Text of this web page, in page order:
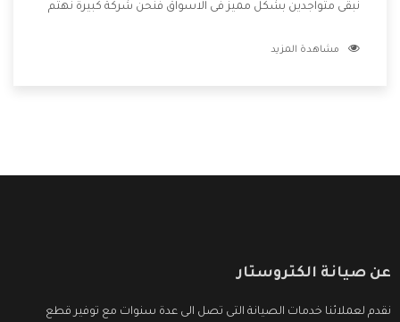
نبقى متواجدين بشكل مميز فى الاسواق فنحن شركة كبيرة نهتم
الشركة بها والتى تكون منها خدمة الصيانة التى تكون من أهم
مشاهدة المزيد
عن صيانة الكتروستار
نقدم لعملائنا خدمات الصيانة التى تصل الى عدة سنوات مع توفير قطع